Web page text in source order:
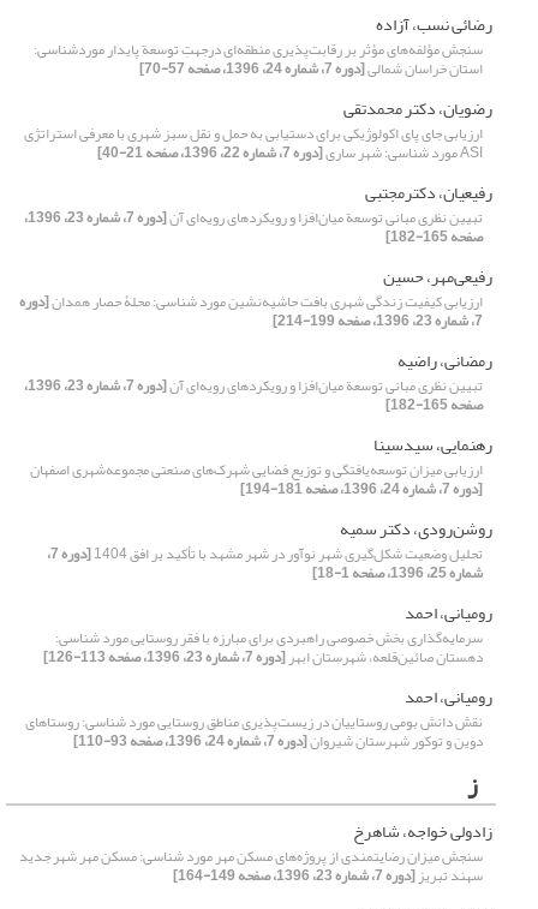
رضائی نسب، آزاده
سنجش مؤلفه‌های مؤثر بر رقابت‌پذیری منطقه‌ای درجهتِ توسعة پایدار موردشناسی:
استان خراسان شمالی[دوره 7، شماره 24، 1396، صفحه 57-70]
رضویان، دکتر محمد‌تقی
ارزیابی جای‌ پای اکولوژیکی برای دستیابی به حمل و نقل سبز شهری با معرفی استراتژی
ASI مورد شناسی: شهر ساری [دوره 7، شماره 22، 1396، صفحه 21-40]
رفیعیان، دکترمجتبی
تبیین نظری مبانی توسعة میان‌افزا و رویکردهای رویه‌ای آن [دوره 7، شماره 23، 1396،
صفحه 165-182]
رفیعی‌مهر، حسین
ارزیابی کیفیت زندگی شهری بافت حاشیه‌نشین مورد شناسی: محلۀ حصار همدان[دوره
7، شماره 23، 1396، صفحه 199-214]
رمضانی، راضیه
تبیین نظری مبانی توسعة میان‌افزا و رویکردهای رویه‌ای آن [دوره 7، شماره 23، 1396،
صفحه 165-182]
رهنمایی، سید‌سینا
ارزیابی میزان توسعه‌یافتگی و توزیع فضایی شهرک‌های صنعتی مجموعه‌شهری اصفهان
[دوره 7، شماره 24، 1396، صفحه 181-194]
روشن‌رودی، دکتر سمیه
تحلیل وضعیت شکل‌گیری شهر نوآور در شهر مشهد با تأکید بر افق 1404 [دوره 7،
شماره 25، 1396، صفحه 1-18]
رومیانی، احمد
سرمایه‌گذاری‌ بخش خصوصی راهبردی برای مبارزه با فقر روستایی مورد شناسی:
دهستان صائین‌قلعه، شهرستان ابهر[دوره 7، شماره 23، 1396، صفحه 113-126]
رومیانی، احمد
نقش دانش بومی روستاییان در زیست‌پذیری مناطق روستایی مورد شناسی: روستاهای
دوین و توکور شهرستان شیروان[دوره 7، شماره 24، 1396، صفحه 93-110]
ز
زادولی خواجه، شاهرخ
سنجش میزان رضایتمندی از پروژه‌های مسکن مهر مورد شناسی: مسکن مهر شهر جدید
سهند تبریز[دوره 7، شماره 23، 1396، صفحه 149-164]